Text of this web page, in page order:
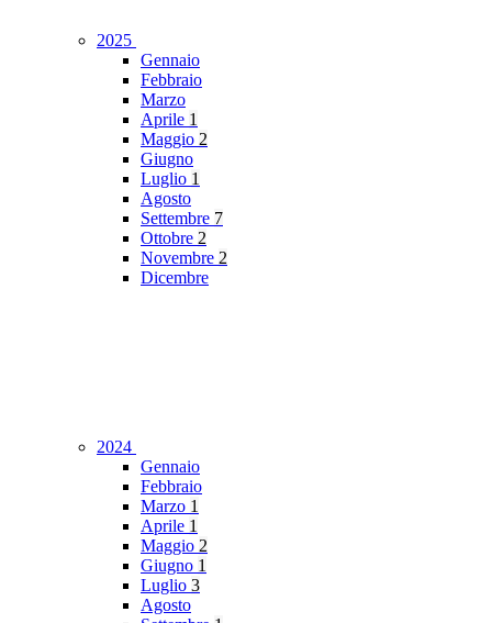
2025
Gennaio
Febbraio
Marzo
Aprile 1
Maggio 2
Giugno
Luglio 1
Agosto
Settembre 7
Ottobre 2
Novembre 2
Dicembre
2024
Gennaio
Febbraio
Marzo 1
Aprile 1
Maggio 2
Giugno 1
Luglio 3
Agosto